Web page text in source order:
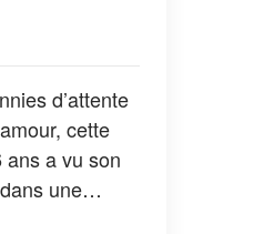
d’attente
cette
ans a vu son
une